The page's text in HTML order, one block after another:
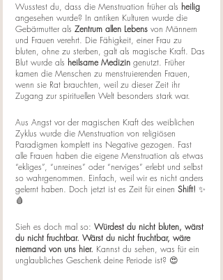
Wusstest du, dass die Menstruation früher als heilig
angesehen wurde? In antiken Kulturen wurde die
Gebärmutter als Zentrum allen Lebens von Männern
und Frauen verehrt. Die Fähigkeit, einer Frau zu
bluten, ohne zu sterben, galt als magische Kraft. Das
Blut wurde als heilsame Medizin genutzt. Früher
kamen die Menschen zu menstruierenden Frauen,
wenn sie Rat brauchten, weil zu dieser Zeit ihr
Zugang zur spirituellen Welt besonders stark war.
Aus Angst vor der magischen Kraft des weiblichen
Zyklus wurde die Menstruation von religiösen
Paradigmen komplett ins Negative gezogen. Fast
alle Frauen haben die eigene Menstruation als etwas
“ekliges”, “unreines” oder “nerviges” erlebt und selbst
so wahrgenommen. Einfach, weil wir es nicht anders
gelernt haben. Doch jetzt ist es Zeit für einen Shift! ✨
🩸
Sieh es doch mal so: Würdest du nicht bluten, wärst
du nicht fruchtbar. Wärst du nicht fruchtbar, wäre
niemand von uns hier. Kannst du sehen, was für ein
unglaubliches Geschenk deine Periode ist? 😍